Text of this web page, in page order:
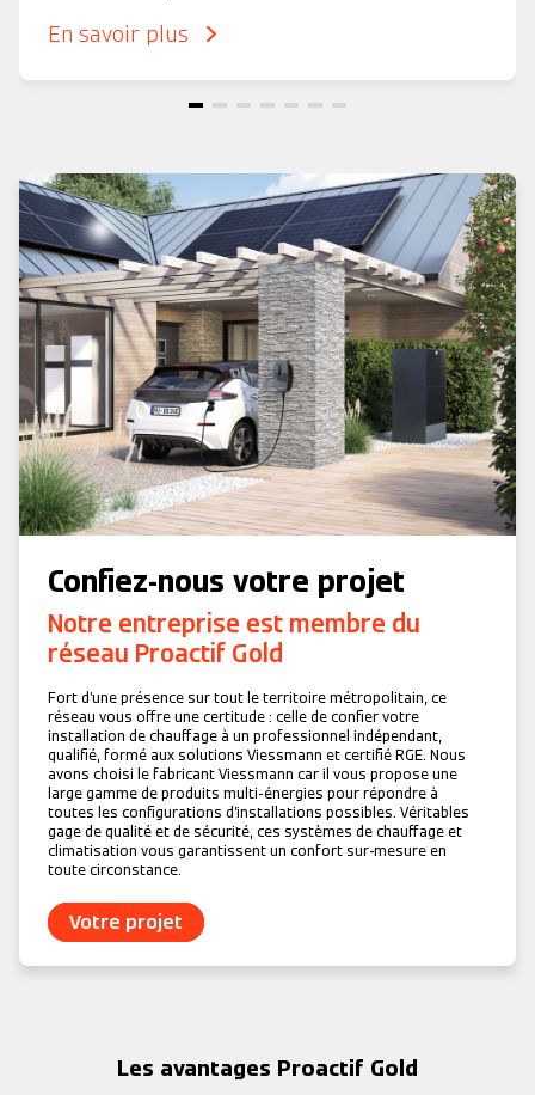
En savoir plus
Confiez-nous votre projet
Notre entreprise est membre du
réseau Proactif Gold
Fort d’une présence sur tout le territoire métropolitain, ce
réseau vous offre une certitude : celle de confier votre
installation de chauffage à un professionnel indépendant,
qualifié, formé aux solutions Viessmann et certifié RGE. Nous
avons choisi le fabricant Viessmann car il vous propose une
large gamme de produits multi-énergies pour répondre à
toutes les configurations d’installations possibles. Véritables
gage de qualité et de sécurité, ces systèmes de chauffage et
climatisation vous garantissent un confort sur-mesure en
toute circonstance.
Votre projet
Les avantages Proactif Gold